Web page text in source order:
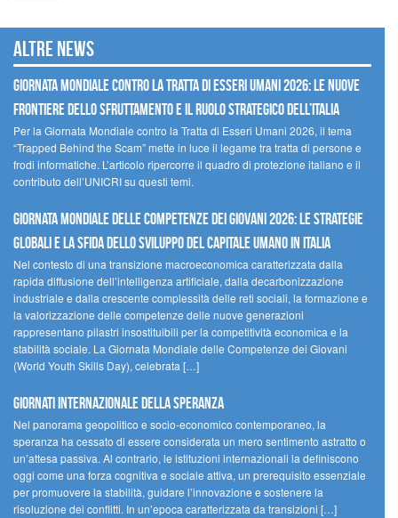
Altre news
GIORNATA MONDIALE CONTRO LA TRATTA DI ESSERI UMANI 2026: LE NUOVE
FRONTIERE DELLO SFRUTTAMENTO E IL RUOLO STRATEGICO DELL’ITALIA
Per la Giornata Mondiale contro la Tratta di Esseri Umani 2026, il tema
“Trapped Behind the Scam” mette in luce il legame tra tratta di persone e
frodi informatiche. L’articolo ripercorre il quadro di protezione italiano e il
contributo dell’UNICRI su questi temi.
GIORNATA MONDIALE DELLE COMPETENZE DEI GIOVANI 2026: LE STRATEGIE
GLOBALI E LA SFIDA DELLO SVILUPPO DEL CAPITALE UMANO IN ITALIA
Nel contesto di una transizione macroeconomica caratterizzata dalla
rapida diffusione dell’intelligenza artificiale, dalla decarbonizzazione
industriale e dalla crescente complessità delle reti sociali, la formazione e
la valorizzazione delle competenze delle nuove generazioni
rappresentano pilastri insostituibili per la competitività economica e la
stabilità sociale. La Giornata Mondiale delle Competenze dei Giovani
(World Youth Skills Day), celebrata […]
GIORNATI INTERNAZIONALE DELLA SPERANZA
Nel panorama geopolitico e socio-economico contemporaneo, la
speranza ha cessato di essere considerata un mero sentimento astratto o
un’attesa passiva. Al contrario, le istituzioni internazionali la definiscono
oggi come una forza cognitiva e sociale attiva, un prerequisito essenziale
per promuovere la stabilità, guidare l’innovazione e sostenere la
risoluzione dei conflitti. In un’epoca caratterizzata da transizioni […]